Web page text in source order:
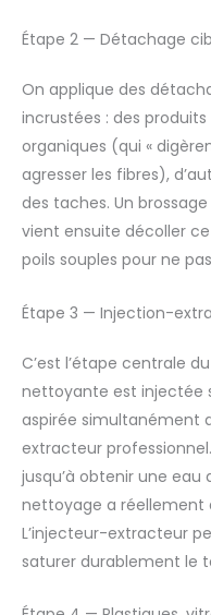
Étape 2 — Détachage
On applique des
incrustées : des
organiques (qui «
agresser les fibres),
des taches. Un
vient ensuite décoller
poils souples pour ne
Étape 3 — Injection-
C’est l’étape centrale
nettoyante est injectée
aspirée simultanément
extracteur
jusqu’à obtenir une eau
nettoyage a réellement
L’injecteur-extracteur
saturer durablement le